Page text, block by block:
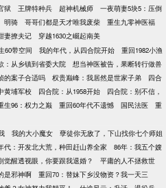
狱 王牌特种兵 超神机械师
一夜萌妻5块5：压倒
明骑 哥哥们都是天才唯我废柴
重生九零神医福
妻撩夫记 穿越1630之崛起南美
60带空间 我的年代，从四合院开始
重回1982小渔
：从乡镇到省委大院
想当神医被告，果断转行做兽
的案子合适吗 权贵巅峰：我居然是世家子弟
四合
黄埔军校 四合院：从1958开始
四合院：别不信，
生96：权力之巅 重回60年代不遗憾 国民法医
重
我的大小魔女
孽徒你无敌了，下山找你七个师姐
代：开发北大荒，种田赶山养全家
86年：我五个嫂
觉醒透视眼，你要跟我退婚？
平庸的人不拯救世
是邪神啊
重回70：替妹下乡没物资？我一天三